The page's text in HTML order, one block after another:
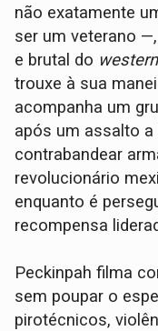
não exatamente
ser um veterano
e brutal do
trouxe à sua
acompanha um
após um assalto
contrabandear
revolucionário
enquanto é
recompensa
Peckinpah filma
sem poupar o
pirotécnicos,